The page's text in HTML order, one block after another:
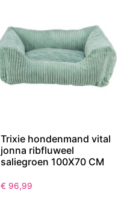
Trixie hondenmand vital
jonna ribfluweel
saliegroen 100X70 CM
€ 96,99